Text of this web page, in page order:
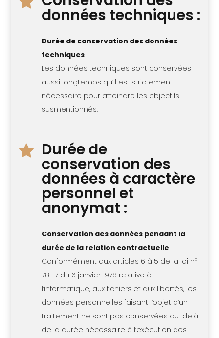
données techniques :
Durée de conservation des données
techniques
Les données techniques sont conservées
aussi longtemps qu’il est strictement
nécessaire pour atteindre les objectifs
susmentionnés.
 Durée de
conservation des
données à caractère
personnel et
anonymat :
Conservation des données pendant la
durée de la relation contractuelle
Conformément aux articles 6 à 5 de la loi n°
78-17 du 6 janvier 1978 relative à
l’informatique, aux fichiers et aux libertés, les
données personnelles faisant l’objet d’un
traitement ne sont pas conservées au-delà
de la durée nécessaire à l’exécution des